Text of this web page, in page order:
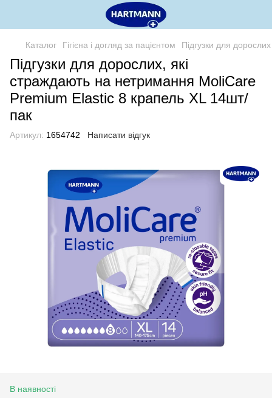
Каталог Гігієна і догляд за пацієнтом Підгузки для дорослих
Підгузки для дорослих, які
страждають на нетримання MoliCare
Premium Elastic 8 крапель XL 14шт/
пак
Артикул: 1654742 Написати відгук
В наявності